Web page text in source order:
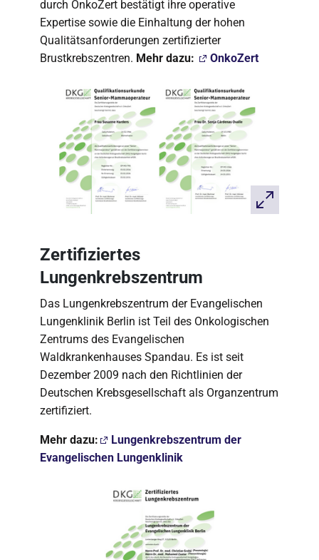
durch OnkoZert bestätigt ihre operative
Expertise sowie die Einhaltung der hohen
Qualitätsanforderungen zertifizierter
Brustkrebszentren. Mehr dazu: OnkoZert
Zertifiziertes
Lungenkrebszentrum
Das Lungenkrebszentrum der Evangelischen
Lungenklinik Berlin ist Teil des Onkologischen
Zentrums des Evangelischen
Waldkrankenhauses Spandau. Es ist seit
Dezember 2009 nach den Richtlinien der
Deutschen Krebsgesellschaft als Organzentrum
zertifiziert.
Mehr dazu:
Lungenkrebszentrum der
Evangelischen Lungenklinik